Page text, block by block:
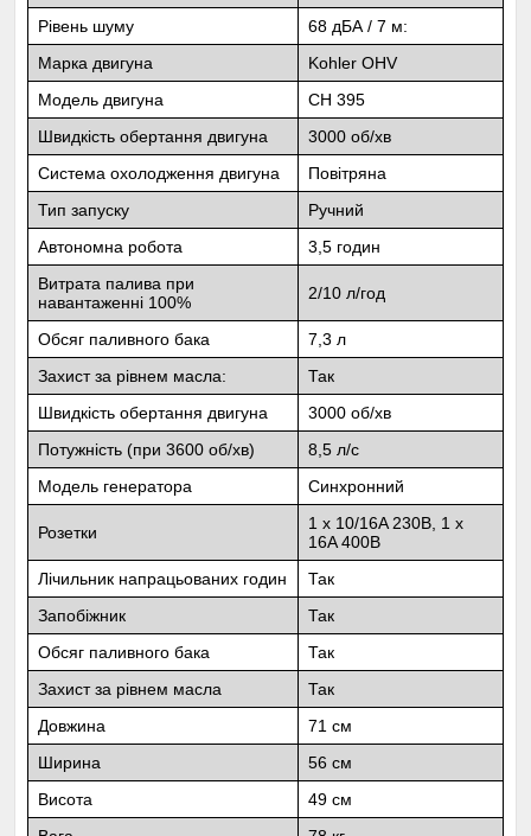
Рівень шуму
68 дБА / 7 м:
Марка двигуна
Kohler OHV
Модель двигуна
CH 395
Швидкість обертання двигуна
3000 об/хв
Система охолодження двигуна
Повітряна
Тип запуску
Ручний
Автономна робота
3,5 годин
Витрата палива при
навантаженні 100%
2/10 л/год
Обсяг паливного бака
7,3 л
Захист за рівнем масла:
Так
Швидкість обертання двигуна
3000 об/хв
Потужність (при 3600 об/хв)
8,5 л/с
Модель генератора
Синхронний
Розетки
1 x 10/16A 230В, 1 x
16A 400В
Лічильник напрацьованих годин
Так
Запобіжник
Так
Обсяг паливного бака
Так
Захист за рівнем масла
Так
Довжина
71 см
Ширина
56 см
Висота
49 см